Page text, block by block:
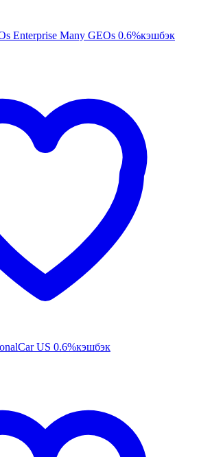
Enterprise Many GEOs 0.6%кэшбэк
US 0.6%кэшбэк